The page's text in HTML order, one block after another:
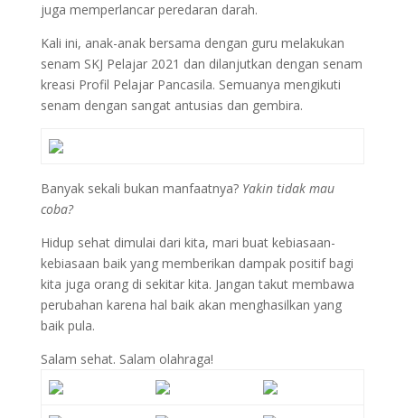
juga memperlancar peredaran darah.
Kali ini, anak-anak bersama dengan guru melakukan
senam SKJ Pelajar 2021 dan dilanjutkan dengan senam
kreasi Profil Pelajar Pancasila. Semuanya mengikuti
senam dengan sangat antusias dan gembira.
Banyak sekali bukan manfaatnya? Yakin tidak mau
coba?
Hidup sehat dimulai dari kita, mari buat kebiasaan-
kebiasaan baik yang memberikan dampak positif bagi
kita juga orang di sekitar kita. Jangan takut membawa
perubahan karena hal baik akan menghasilkan yang
baik pula.
Salam sehat. Salam olahraga!